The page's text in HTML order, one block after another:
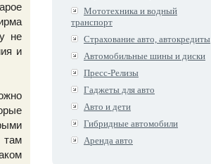
не
и
там
Мототехника и водный
транспорт
Страхование авто, автокредиты
Автомобильные шины и диски
Пресс-Релизы
Гаджеты для авто
Авто и дети
Гибридные автомобили
Аренда авто